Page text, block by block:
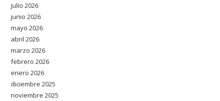
julio 2026
junio 2026
mayo 2026
abril 2026
marzo 2026
febrero 2026
enero 2026
diciembre 2025
noviembre 2025